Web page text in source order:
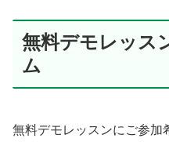
無料デモレッス
ム
無料デモレッスンにご参加